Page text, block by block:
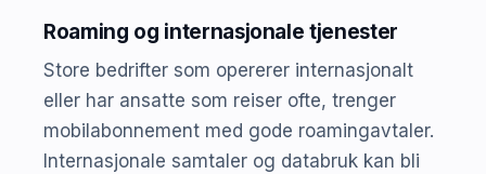
Roaming og internasjonale tjenester
Store bedrifter som opererer internasjonalt
eller har ansatte som reiser ofte, trenger
mobilabonnement med gode roamingavtaler.
Internasjonale samtaler og databruk kan bli